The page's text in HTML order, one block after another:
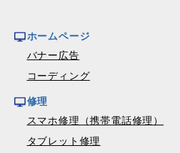
ホームページ
バナー広告
コーディング
修理
スマホ修理（携帯電話修理）
タブレット修理